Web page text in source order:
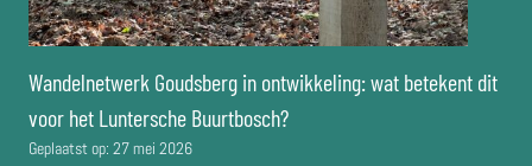
Wandelnetwerk Goudsberg in ontwikkeling: wat betekent dit
voor het Luntersche Buurtbosch?
Geplaatst op: 27 mei 2026